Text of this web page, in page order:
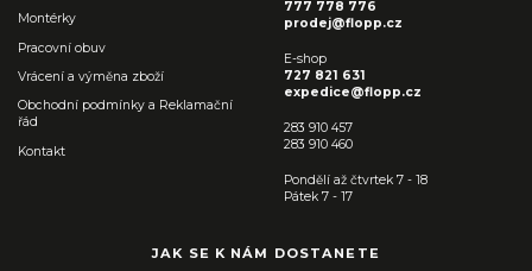
Montérky
Pracovní obuv
Vrácení a výměna zboží
Obchodní podmínky a Reklamační
řád
Kontakt
777 778 776
prodej@flopp.cz
E-shop
727 821 631
expedice@flopp.cz
283 910 457
283 910 460
Pondělí až čtvrtek 7 - 18
Pátek 7 - 17
JAK SE K NÁM DOSTANETE